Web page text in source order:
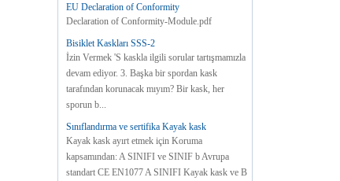
EU Declaration of Conformity
Declaration of Conformity-Module.pdf
Bisiklet Kaskları SSS-2
İzin Vermek 'S kaskla ilgili sorular tartışmamızla
devam ediyor. 3. Başka bir spordan kask
tarafından korunacak mıyım? Bir kask, her
sporun b...
Sınıflandırma ve sertifika Kayak kask
Kayak kask ayırt etmek için Koruma
kapsamından: A SINIFI ve SINIF b Avrupa
standart CE EN1077 A SINIFI Kayak kask ve B